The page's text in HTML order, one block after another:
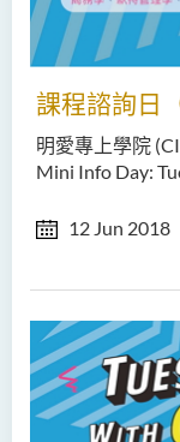
課程諮詢日
明愛專上學院
Mini Info Day:
12 Jun 2018